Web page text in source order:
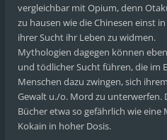
vergleichbar mit Opium, denn
zu hausen wie die Chinesen einst
ihrer Sucht ihr Leben zu widmen.
Mythologien dagegen können
und tödlicher Sucht führen, die im
Menschen dazu zwingen, sich
Gewalt u./o. Mord zu unterwerfen.
Bücher etwa so gefährlich wie
Kokain in hoher Dosis.